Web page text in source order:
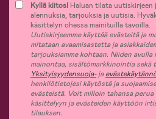
Kyllä kiitos! Haluan tilata uutiskirjeen
alennuksia, tarjouksia ja uutisia.
käsittelyn ohessa mainituilla tavoilla.
Uutiskirjeemme käyttää evästeitä ja
mitataan avaamisastetta ja
tarjouksiamme kohtaan. Niiden
mainontaa, sisältömarkkinointia sekä
Yksityisyydensuoja-ja
henkilötietojesi käytöstä ja
evästeistä. Voit milloin tahansa
käsittelyyn ja evästeiden käyttöön
tilauksen.